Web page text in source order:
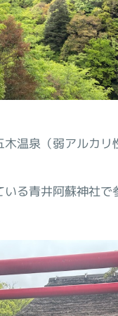
木温泉（弱アルカリ
いる青井阿蘇神社で